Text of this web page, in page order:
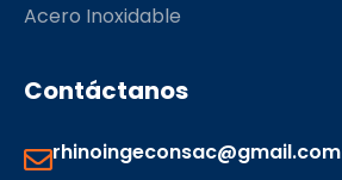
Acero Inoxidable
Contáctanos
rhinoingeconsac@gmail.com